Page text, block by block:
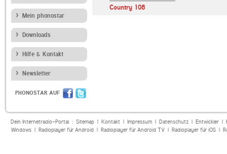
Mein phonostar
Downloads
Hilfe & Kontakt
Newsletter
PHONOSTAR AUF
Country 108
Dein Internetradio-Portal : Sitemap| Kontakt| Impressum| Datenschutz| Entwickler|
Windows| Radioplayer für Android| Radioplayer für Android TV| Radioplayer für iOS|